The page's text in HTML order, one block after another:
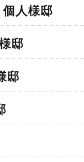
人様邸
邸
邸